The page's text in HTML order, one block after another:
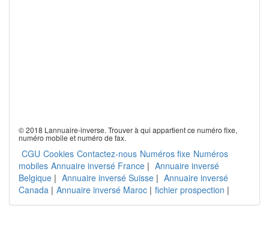
© 2018 Lannuaire-inverse. Trouver à qui appartient ce numéro fixe,
numéro mobile et numéro de fax.
CGU Cookies Contactez-nous Numéros fixe Numéros
mobiles Annuaire inversé France | Annuaire inversé
Belgique | Annuaire inversé Suisse | Annuaire inversé
Canada | Annuaire inversé Maroc | fichier prospection |